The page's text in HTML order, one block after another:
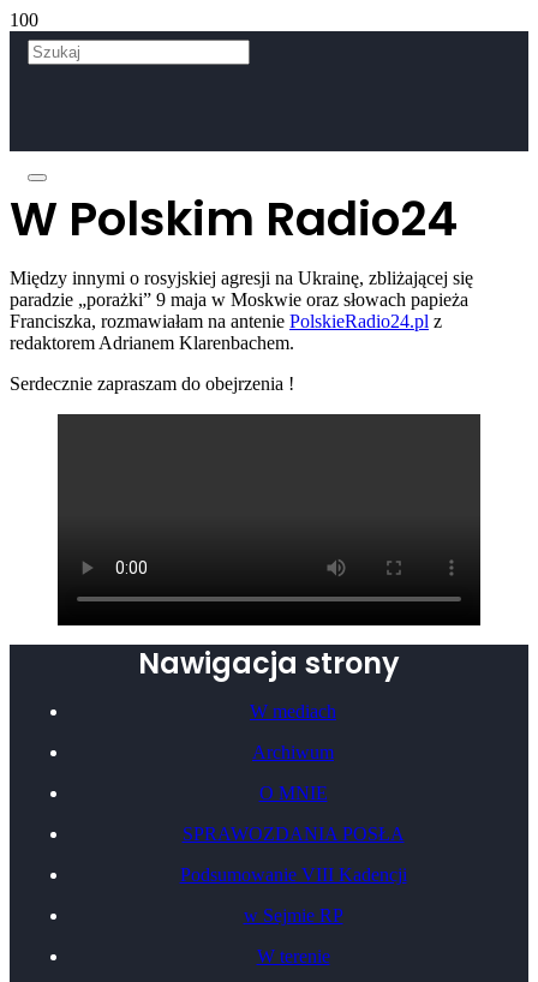
W Polskim Radio24
Między innymi o rosyjskiej agresji na Ukrainę, zbliżającej się
paradzie „porażki” 9 maja w Moskwie oraz słowach papieża
Franciszka, rozmawiałam na antenie PolskieRadio24.pl z
redaktorem Adrianem Klarenbachem.
Serdecznie zapraszam do obejrzenia !
Nawigacja strony
W mediach
Archiwum
O MNIE
SPRAWOZDANIA POSŁA
Podsumowanie VIII Kadencji
w Sejmie RP
W terenie